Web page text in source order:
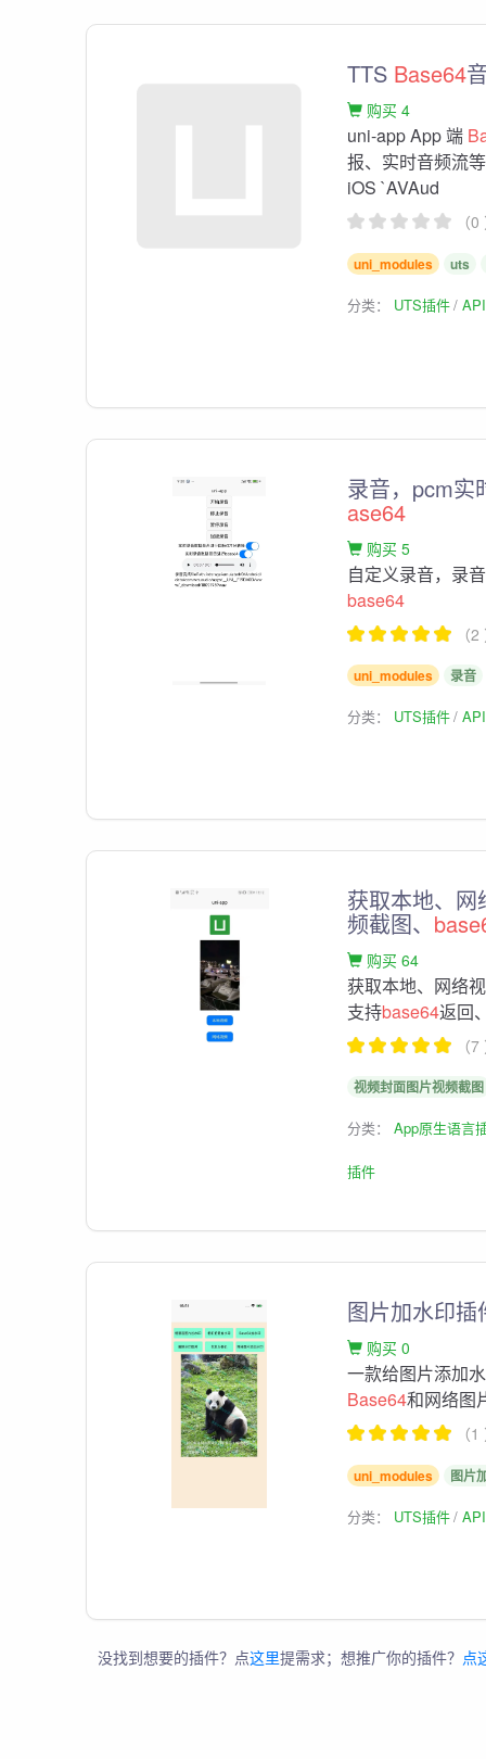
TTS Base64
购买 4
uni-app App 端
报、实时音频流
iOS `AVAud
（
uni_modules uts
分类： UTS插件
录音，pcm实
ase64
购买 5
自定义录音，录
base64
（
uni_modules 录音
分类： UTS插件
获取本地、
频截图、
购买 64
获取本地、网络
支持base64返回
（
视频封面图片视频截图
分类：App原生语言
插件
图片加水印
购买 0
一款给图片添加
Base64和网络图
（
uni_modules 图片
分类： UTS插件
没找到想要的插件？点这里提需求；想推广你的插件？ 点